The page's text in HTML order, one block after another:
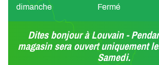
dimanche
Fermé
Dites bonjour à Louvain -
magasin sera ouvert uniquement
Samedi.